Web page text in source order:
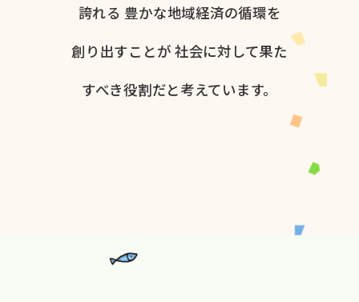
誇れる 豊かな​地域経済の​循環を​
創り出すことが 社会に​対して​果た​
すべき役割だと​考えています。​